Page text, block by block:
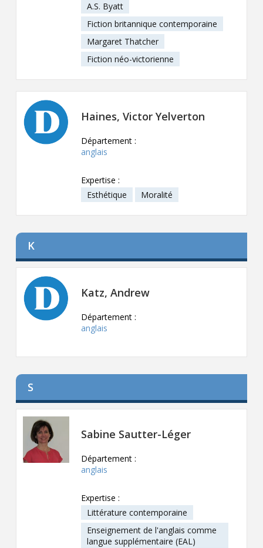
A.S. Byatt
Fiction britannique contemporaine
Margaret Thatcher
Fiction néo-victorienne
Haines, Victor Yelverton
Département :
anglais
Expertise :
Esthétique
Moralité
K
Katz, Andrew
Département :
anglais
S
Sabine Sautter-Léger
Département :
anglais
Expertise :
Littérature contemporaine
Enseignement de l'anglais comme
langue supplémentaire (EAL)